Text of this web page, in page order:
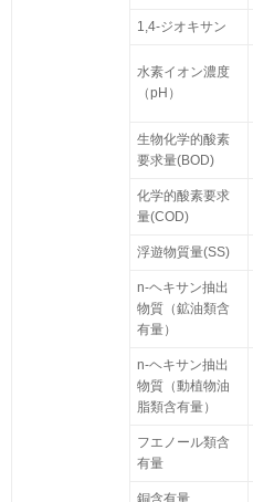
1,4-ジオキサン
水素イオン濃度
（pH）
生物化学的酸素
要求量(BOD)
化学的酸素要求
量(COD)
浮遊物質量(SS)
n-ヘキサン抽出
物質（鉱油類含
有量）
n-ヘキサン抽出
物質（動植物油
脂類含有量）
フエノール類含
有量
銅含有量